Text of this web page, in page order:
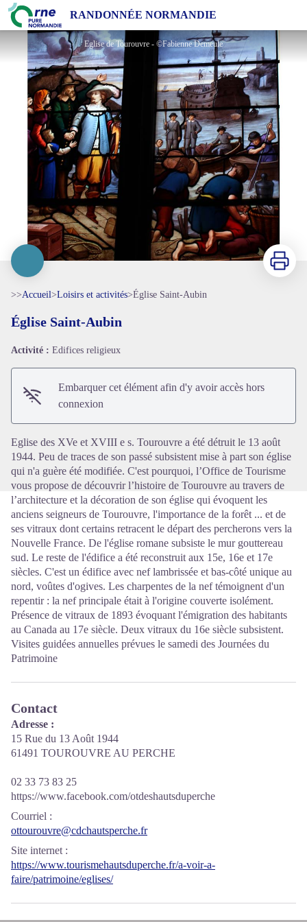
RANDONNÉE NORMANDIE
Église Saint-Aubin
Eglise de Tourouvre - ©Fabienne Demeule
Voir l'image en plein écran
Imprimer
>>Accueil>Loisirs et activités>Église Saint-Aubin
Église Saint-Aubin
Activité : Edifices religieux
Embarquer cet élément afin d'y avoir accès hors
connexion
Eglise des XVe et XVIII e s. Tourouvre a été détruit le 13 août
1944. Peu de traces de son passé subsistent mise à part son église
qui n'a guère été modifiée. C'est pourquoi, l’Office de Tourisme
vous propose de découvrir l’histoire de Tourouvre au travers de
l’architecture et la décoration de son église qui évoquent les
anciens seigneurs de Tourouvre, l'importance de la forêt ... et de
ses vitraux dont certains retracent le départ des percherons vers la
Nouvelle France. De l'église romane subsiste le mur gouttereau
sud. Le reste de l'édifice a été reconstruit aux 15e, 16e et 17e
siècles. C'est un édifice avec nef lambrissée et bas-côté unique au
nord, voûtes d'ogives. Les charpentes de la nef témoignent d'un
repentir : la nef principale était à l'origine couverte isolément.
Présence de vitraux de 1893 évoquant l'émigration des habitants
au Canada au 17e siècle. Deux vitraux du 16e siècle subsistent.
Visites guidées annuelles prévues le samedi des Journées du
Patrimoine
Contact
Adresse :
15 Rue du 13 Août 1944
61491 TOUROUVRE AU PERCHE
02 33 73 83 25
https://www.facebook.com/otdeshautsduperche
Courriel :
ottourouvre@cdchautsperche.fr
Site internet :
https://www.tourismehautsduperche.fr/a-voir-a-
faire/patrimoine/eglises/